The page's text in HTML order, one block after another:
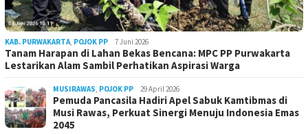
KAB. PURWAKARTA, POJOK PP 7 Juni 2026
Tanam Harapan di Lahan Bekas Bencana: MPC PP Purwakarta
Lestarikan Alam Sambil Perhatikan Aspirasi Warga
MUSIRAWAS, POJOK PP 29 April 2026
Pemuda Pancasila Hadiri Apel Sabuk Kamtibmas di
Musi Rawas, Perkuat Sinergi Menuju Indonesia Emas
2045